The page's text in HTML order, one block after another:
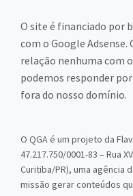
O site é financiado por
com o Google Adsense.
relação nenhuma com
podemos responder
fora do nosso domínio.
O QGA é um projeto da
47.217.750/0001-83 – Rua
Curitiba/PR), uma agência
missão gerar conteúdos